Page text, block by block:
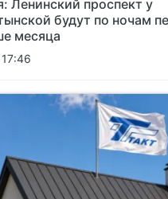
Ленинский проспект у
будут по ночам
месяца